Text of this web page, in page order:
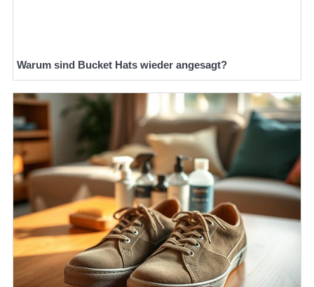
Warum sind Bucket Hats wieder angesagt?